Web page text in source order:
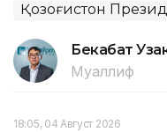
Қозоғистон
Бекабат
Муаллиф
18:05, 04 Август 2026